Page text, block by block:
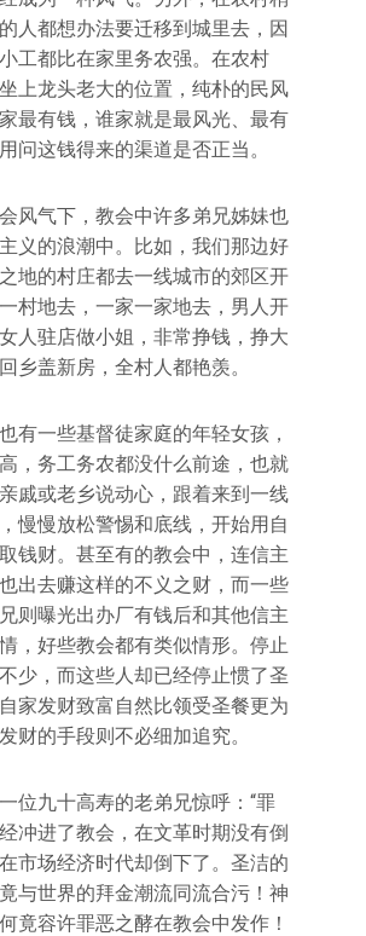
人都想办法要迁移到城里去，因
工都比在家里务农强。在农村
上龙头老大的位置，纯朴的民风
最有钱，谁家就是最风光、最有
问这钱得来的渠道是否正当。
风气下，教会中许多弟兄姊妹也
义的浪潮中。比如，我们那边好
地的村庄都去一线城市的郊区开
村地去，一家一家地去，男人开
人驻店做小姐，非常挣钱，挣大
乡盖新房，全村人都艳羡。
有一些基督徒家庭的年轻女孩，
，务工务农都没什么前途，也就
戚或老乡说动心，跟着来到一线
慢慢放松警惕和底线，开始用自
钱财。甚至有的教会中，连信主
出去赚这样的不义之财，而一些
则曝光出办厂有钱后和其他信主
，好些教会都有类似情形。停止
少，而这些人却已经停止惯了圣
家发财致富自然比领受圣餐更为
财的手段则不必细加追究。
位九十高寿的老弟兄惊呼：“罪
冲进了教会，在文革时期没有倒
市场经济时代却倒下了。圣洁的
与世界的拜金潮流同流合污！神
竟容许罪恶之酵在教会中发作！